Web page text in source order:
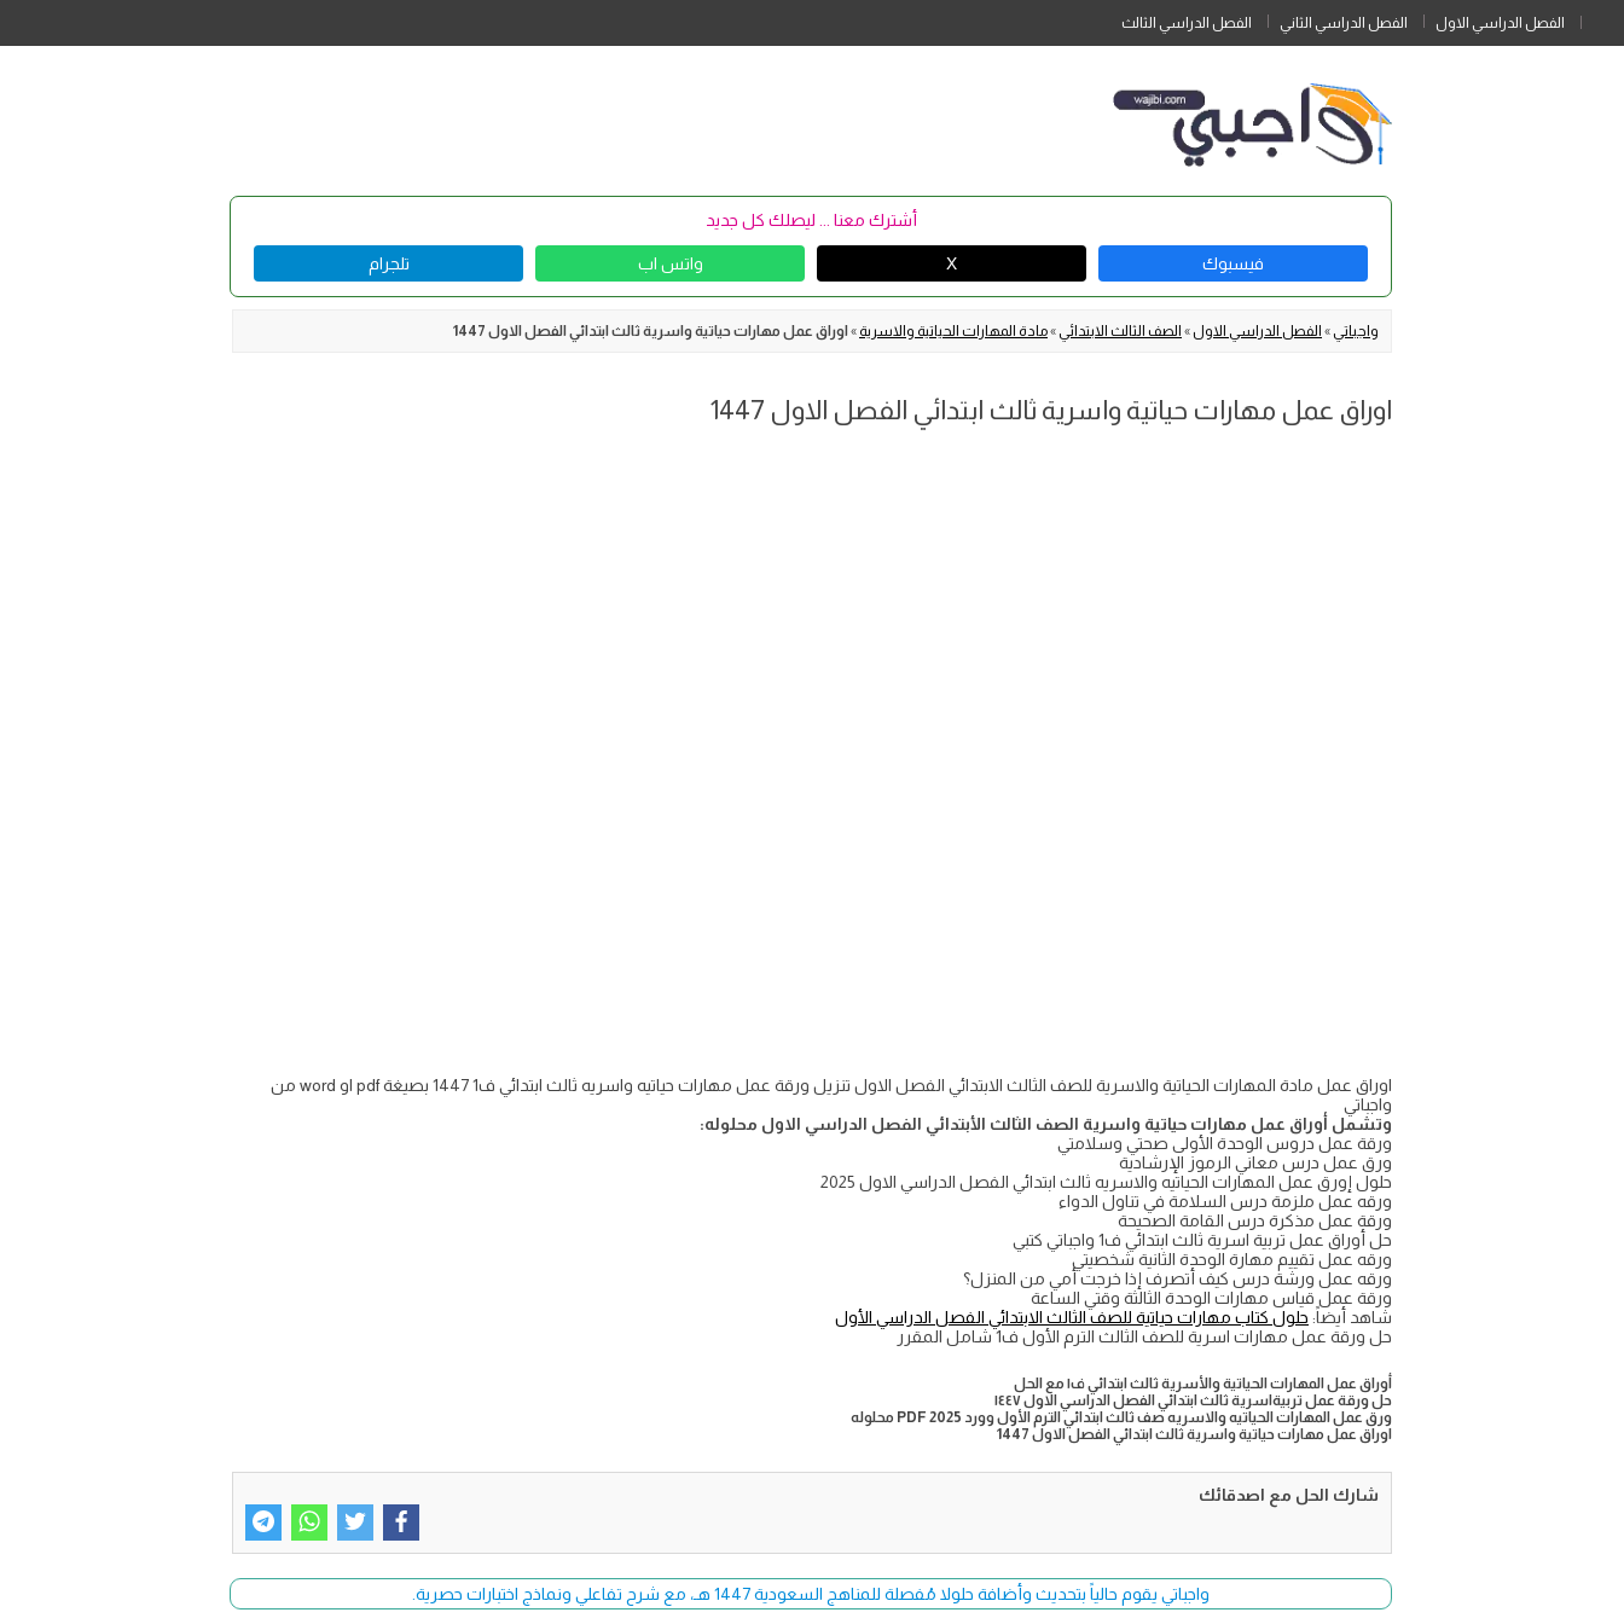
الفصل الدراسي الاول الفصل الدراسي الثاني الفصل الدراسي الثالث
أشترك معنا ... ليصلك كل جديد
فيسبوك X واتس اب تلجرام
واجباتي » الفصل الدراسي الاول» الصف الثالث الابتدائي »مادة المهارات الحياتية والاسرية » اوراق عمل مهارات حياتية واسرية ثالث ابتدائي الفصل الاول 1447
اوراق عمل مهارات حياتية واسرية ثالث ابتدائي الفصل الاول 1447
اوراق عمل مادة المهارات الحياتية والاسرية للصف الثالث الابتدائي الفصل الاول تنزيل ورقة عمل مهارات حياتيه واسريه ثالث ابتدائي ف1 1447 بصيغة pdf او word من
واجباتي
وتشمل أوراق عمل مهارات حياتية واسرية الصف الثالث الأبتدائي الفصل الدراسي الاول محلوله:
ورقة عمل دروس الوحدة الأولى صحتي وسلامتي
ورق عمل درس معاني الرموز الإرشادية
حلول إورق عمل المهارات الحياتيه والاسريه ثالث ابتدائي الفصل الدراسي الاول 2025
ورقه عمل ملزمة درس السلامة في تناول الدواء
ورقة عمل مذكرة درس القامة الصحيحة
حل أوراق عمل تربية اسرية ثالث ابتدائي ف1 واجباتي كتبي
ورقه عمل تقييم مهارة الوحدة الثانية شخصيتي
ورقه عمل ورشة درس كيف أتصرف إذا خرجت أمي من المنزل؟
ورقة عمل قياس مهارات الوحدة الثالثة وقتي الساعة
شاهد أيضاً: حلول كتاب مهارات حياتية للصف الثالث الابتدائي الفصل الدراسي الأول
حل ورقة عمل مهارات اسرية للصف الثالث الترم الأول ف1 شامل المقرر
أوراق عمل المهارات الحياتية والأسرية ثالث ابتدائي ف١ مع الحل
حل ورقة عمل تربيةاسرية ثالث ابتدائي الفصل الدراسي الاول ١٤٤٧
ورق عمل المهارات الحياتيه والاسريه صف ثالث ابتدائي الترم الأول وورد PDF 2025 محلوله
اوراق عمل مهارات حياتية واسرية ثالث ابتدائي الفصل الاول 1447
شارك الحل مع اصدقائك
واجباتي يقوم حالياً بتحديث وأضافة حلولا مُفصلة للمناهج السعودية 1447 هـ، مع شرح تفاعلي ونماذج اختبارات حصرية.